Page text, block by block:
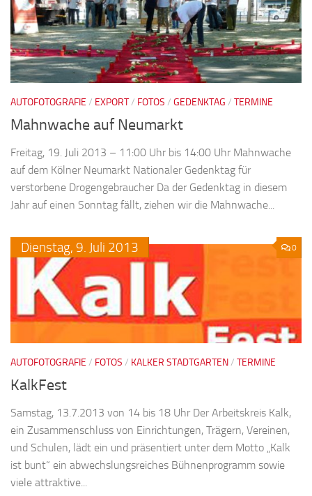
AUTOFOTOGRAFIE / EXPORT/ FOTOS / GEDENKTAG / TERMINE
Mahnwache auf Neumarkt
Freitag, 19. Juli 2013 – 11:00 Uhr bis 14:00 Uhr Mahnwache
auf dem Kölner Neumarkt Nationaler Gedenktag für
verstorbene Drogengebraucher Da der Gedenktag in diesem
Jahr auf einen Sonntag fällt, ziehen wir die Mahnwache...
0
Dienstag, 9. Juli 2013
AUTOFOTOGRAFIE / FOTOS / KALKER STADTGARTEN/ TERMINE
KalkFest
Samstag, 13.7.2013 von 14 bis 18 Uhr Der Arbeitskreis Kalk,
ein Zusammenschluss von Einrichtungen, Trägern, Vereinen,
und Schulen, lädt ein und präsentiert unter dem Motto „Kalk
ist bunt“ ein abwechslungsreiches Bühnenprogramm sowie
viele attraktive...